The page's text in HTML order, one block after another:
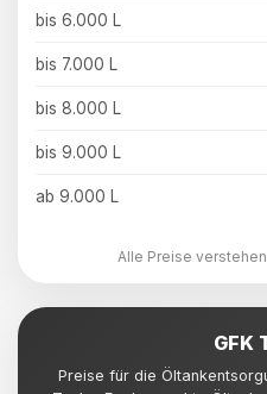
bis 6.000 L
bis 7.000 L
bis 8.000 L
bis 9.000 L
ab 9.000 L
Alle Preise
GFK
Preise für die